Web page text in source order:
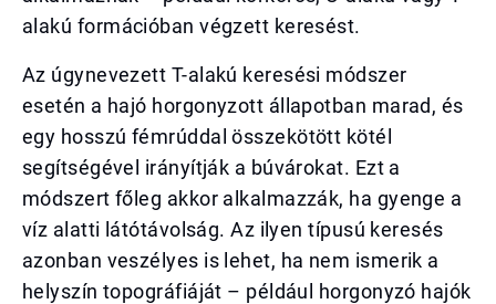
alakú formációban végzett keresést.
Az úgynevezett T-alakú keresési módszer
esetén a hajó horgonyzott állapotban marad, és
egy hosszú fémrúddal összekötött kötél
segítségével irányítják a búvárokat. Ezt a
módszert főleg akkor alkalmazzák, ha gyenge a
víz alatti látótávolság. Az ilyen típusú keresés
azonban veszélyes is lehet, ha nem ismerik a
helyszín topográfiáját – például horgonyzó hajók